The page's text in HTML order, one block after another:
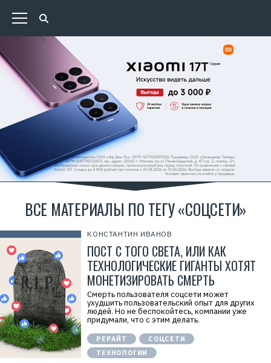
ВСЕ МАТЕРИАЛЫ ПО ТЕГУ «СОЦСЕТИ»
КОНСТАНТИН ИВАНОВ
ПОСТ С ТОГО СВЕТА, ИЛИ КАК
ТЕХНОЛОГИЧЕСКИЕ ГИГАНТЫ ХОТЯТ
МОНЕТИЗИРОВАТЬ СМЕРТЬ
Смерть пользователя соцсети может
ухудшить пользовательский опыт для других
людей. Но не беспокойтесь, компании уже
придумали, что с этим делать.
РЕРАЙТ
СОЦСЕТИ
ТЕХНОЛОГИИ